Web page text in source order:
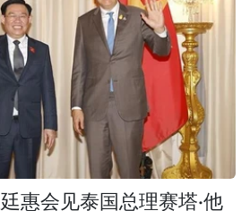
惠会见泰国总理赛塔·他